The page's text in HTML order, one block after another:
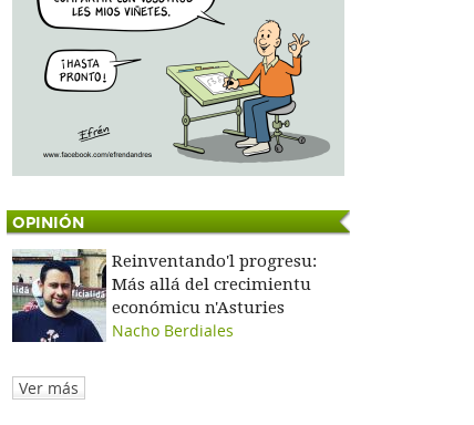
OPINIÓN
Reinventando'l progresu:
Más allá del crecimientu
económicu n'Asturies
Nacho Berdiales
Ver más